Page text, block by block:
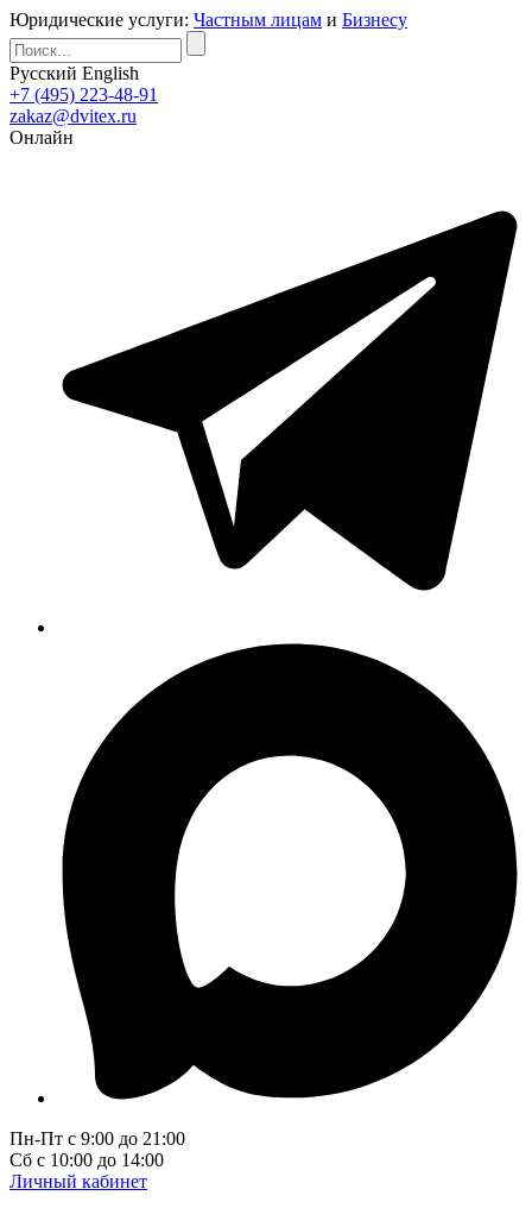
Юридические услуги: Частным лицам и Бизнесу
Русский English
+7 (495) 223-48-91
zakaz@dvitex.ru
Онлайн
Пн-Пт с 9:00 до 21:00
Сб с 10:00 до 14:00
Личный кабинет